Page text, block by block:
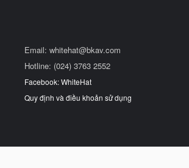
Email: whitehat@bkav.com
Hotline: (024) 3763 2552
Facebook: WhiteHat
Quy định và điều khoản sử dụng